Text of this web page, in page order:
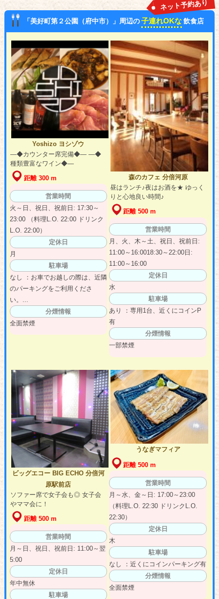
「美好町第２公園（府中市）」周辺の子連れOKな 飲食店
ネット予約あり
Yoshizo ヨシゾウ
―◆カウンター席完備◆― ―◆
種類豊富なワイン◆―
距離 300 m
営業時間
火～日、祝日、祝前日: 17:30～
23:00 （料理L.O. 22:00 ドリンク
L.O. 22:00）
定休日
月
駐車場
なし ：お車でお越しの際は、近隣
のパーキングをご利用くださ
い。...
分煙情報
全面禁煙
森のカフェ 分倍河原
昼はランチ♪夜はお酒を★ ゆっく
りと心地良い時間♪
距離 500 m
営業時間
月、火、木～土、祝日、祝前日:
11:00～16:0018:30～22:00日:
11:00～16:00
定休日
水
駐車場
あり ：専用1台、近くにコインP
有
分煙情報
一部禁煙
ビッグエコー BIG ECHO 分倍河
原駅前店
ソファー席で女子会も◎ 女子会
やママ会に！
距離 500 m
営業時間
月～日、祝日、祝前日: 11:00～翌
5:00
定休日
年中無休
駐車場
うなぎマフィア
距離 500 m
営業時間
月～水、金～日: 17:00～23:00
（料理L.O. 22:30 ドリンクL.O.
22:30）
定休日
木
駐車場
なし ：近くにコインパーキング有
分煙情報
全面禁煙